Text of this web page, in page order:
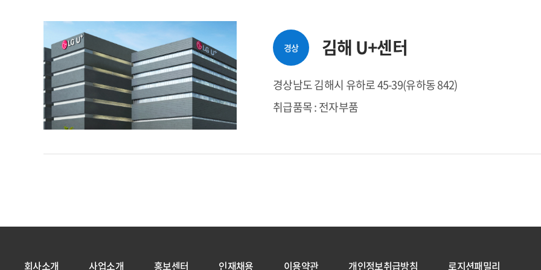
경상 김해 U+센터
경상남도 김해시 유하로 45-39(유하동 842)
취급품목 : 전자부품
회사소개 사업소개 홍보센터 인재채용 이용약관 개인정보취급방침 로지션패밀리